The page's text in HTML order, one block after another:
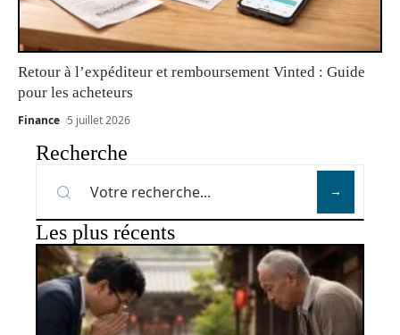
Retour à l’expéditeur et remboursement Vinted : Guide
pour les acheteurs
Finance 5 juillet 2026
Recherche
Les plus récents